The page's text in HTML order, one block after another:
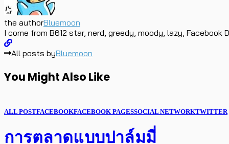
the authorBluemoon
I come from B612 star, nerd, greedy, moody, lazy,
All posts byBluemoon
You Might Also Like
ALL POSTFACEBOOKFACEBOOK PAGESSOCIAL NETWORKTWITTER
การตลาดแบบปาล์มมี่